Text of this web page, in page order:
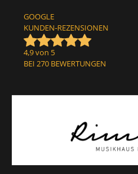
GOOGLE
KUNDEN-REZENSIONEN
4,9 von 5
BEI 270 BEWERTUNGEN